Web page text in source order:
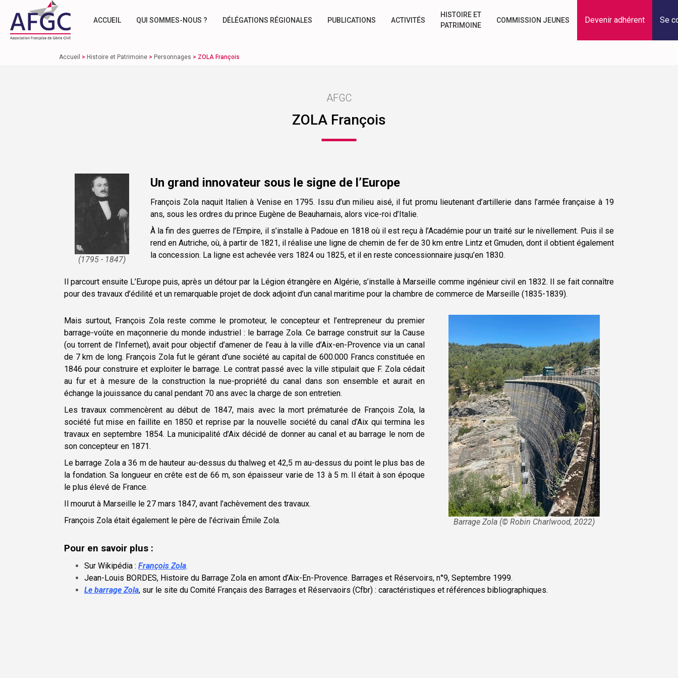
ACCUEIL QUI SOMMES-NOUS ? DÉLÉGATIONS RÉGIONALES PUBLICATIONS ACTIVITÉS
HISTOIRE ET
PATRIMOINE
COMMISSION JEUNES Devenir adhérent Se
Accueil > Histoire et Patrimoine > Personnages > ZOLA François
AFGC
ZOLA François
(1795 - 1847)
Un grand innovateur sous le signe de l’Europe
François Zola naquit Italien à Venise en 1795. Issu d’un milieu aisé, il fut promu lieutenant d’artillerie dans l’armée française à 19
ans, sous les ordres du prince Eugène de Beauharnais, alors vice-roi d’Italie.
À la fin des guerres de l’Empire, il s’installe à Padoue en 1818 où il est reçu à l’Académie pour un traité sur le nivellement. Puis il se
rend en Autriche, où, à partir de 1821, il réalise une ligne de chemin de fer de 30 km entre Lintz et Gmuden, dont il obtient également
la concession. La ligne est achevée vers 1824 ou 1825, et il en reste concessionnaire jusqu’en 1830.
Il parcourt ensuite L’Europe puis, après un détour par la Légion étrangère en Algérie, s’installe à Marseille comme ingénieur civil en 1832. Il se fait connaître
pour des travaux d’édilité et un remarquable projet de dock adjoint d’un canal maritime pour la chambre de commerce de Marseille (1835-1839).
Mais surtout, François Zola reste comme le promoteur, le concepteur et l’entrepreneur du premier
barrage-voûte en maçonnerie du monde industriel : le barrage Zola. Ce barrage construit sur la Cause
(ou torrent de l’Infernet), avait pour objectif d’amener de l’eau à la ville d’Aix-en-Provence via un canal
de 7 km de long. François Zola fut le gérant d’une société au capital de 600.000 Francs constituée en
1846 pour construire et exploiter le barrage. Le contrat passé avec la ville stipulait que F. Zola cédait
au fur et à mesure de la construction la nue-propriété du canal dans son ensemble et aurait en
échange la jouissance du canal pendant 70 ans avec la charge de son entretien.
Les travaux commencèrent au début de 1847, mais avec la mort prématurée de François Zola, la
société fut mise en faillite en 1850 et reprise par la nouvelle société du canal d’Aix qui termina les
travaux en septembre 1854. La municipalité d’Aix décidé de donner au canal et au barrage le nom de
son concepteur en 1871.
Le barrage Zola a 36 m de hauteur au-dessus du thalweg et 42,5 m au-dessus du point le plus bas de
la fondation. Sa longueur en crête est de 66 m, son épaisseur varie de 13 à 5 m. Il était à son époque
le plus élevé de France.
Il mourut à Marseille le 27 mars 1847, avant l’achèvement des travaux.
François Zola était également le père de l’écrivain Émile Zola.
Barrage Zola (© Robin Charlwood, 2022)
Pour en savoir plus :
Sur Wikipédia : François Zola.
Jean-Louis BORDES, Histoire du Barrage Zola en amont d’Aix-En-Provence. Barrages et Réservoirs, n°9, Septembre 1999.
Le barrage Zola, sur le site du Comité Français des Barrages et Réservaoirs (Cfbr) : caractéristiques et références bibliographiques.